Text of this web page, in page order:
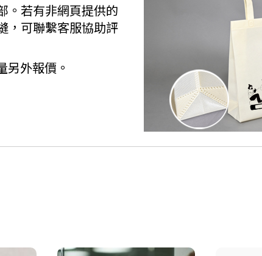
。若有非網頁提供的
，可聯繫客服協助評
另外報價。